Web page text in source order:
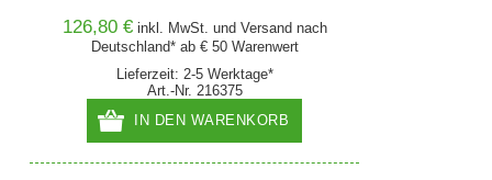
126,80 € inkl. MwSt. und Versand nach
Deutschland* ab € 50 Warenwert
Lieferzeit: 2-5 Werktage*
Art.-Nr. 216375
IN DEN WARENKORB